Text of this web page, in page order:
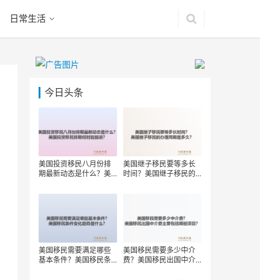
日常生活
今日头条
美国投资移民八月份排
期最新动态是什么？美
前进？
美国继子移民要等多长
时间？美国继子移民的
美国移民需要满足哪些
基本条件？美国移民条
美国移民需要多少中介
费？美国移民出国中介